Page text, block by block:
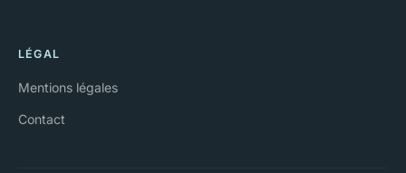
LÉGAL
Mentions légales
Contact